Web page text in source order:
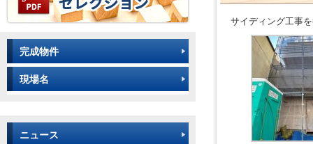
サイディング工事
完成物件
現場名
ニュース